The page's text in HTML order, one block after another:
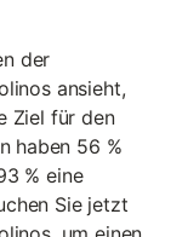
der
ansieht,
Ziel für den
haben 56 %
% eine
Sie jetzt